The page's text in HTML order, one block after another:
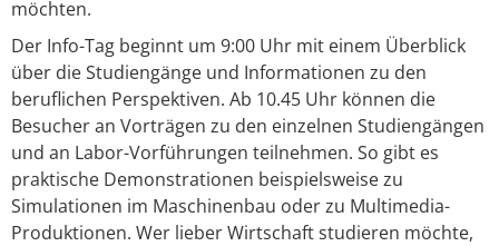
möchten.
Der Info-Tag beginnt um 9:00 Uhr mit einem Überblick
über die Studiengänge und Informationen zu den
beruflichen Perspektiven. Ab 10.45 Uhr können die
Besucher an Vorträgen zu den einzelnen Studiengängen
und an Labor-Vorführungen teilnehmen. So gibt es
praktische Demonstrationen beispielsweise zu
Simulationen im Maschinenbau oder zu Multimedia-
Produktionen. Wer lieber Wirtschaft studieren möchte,